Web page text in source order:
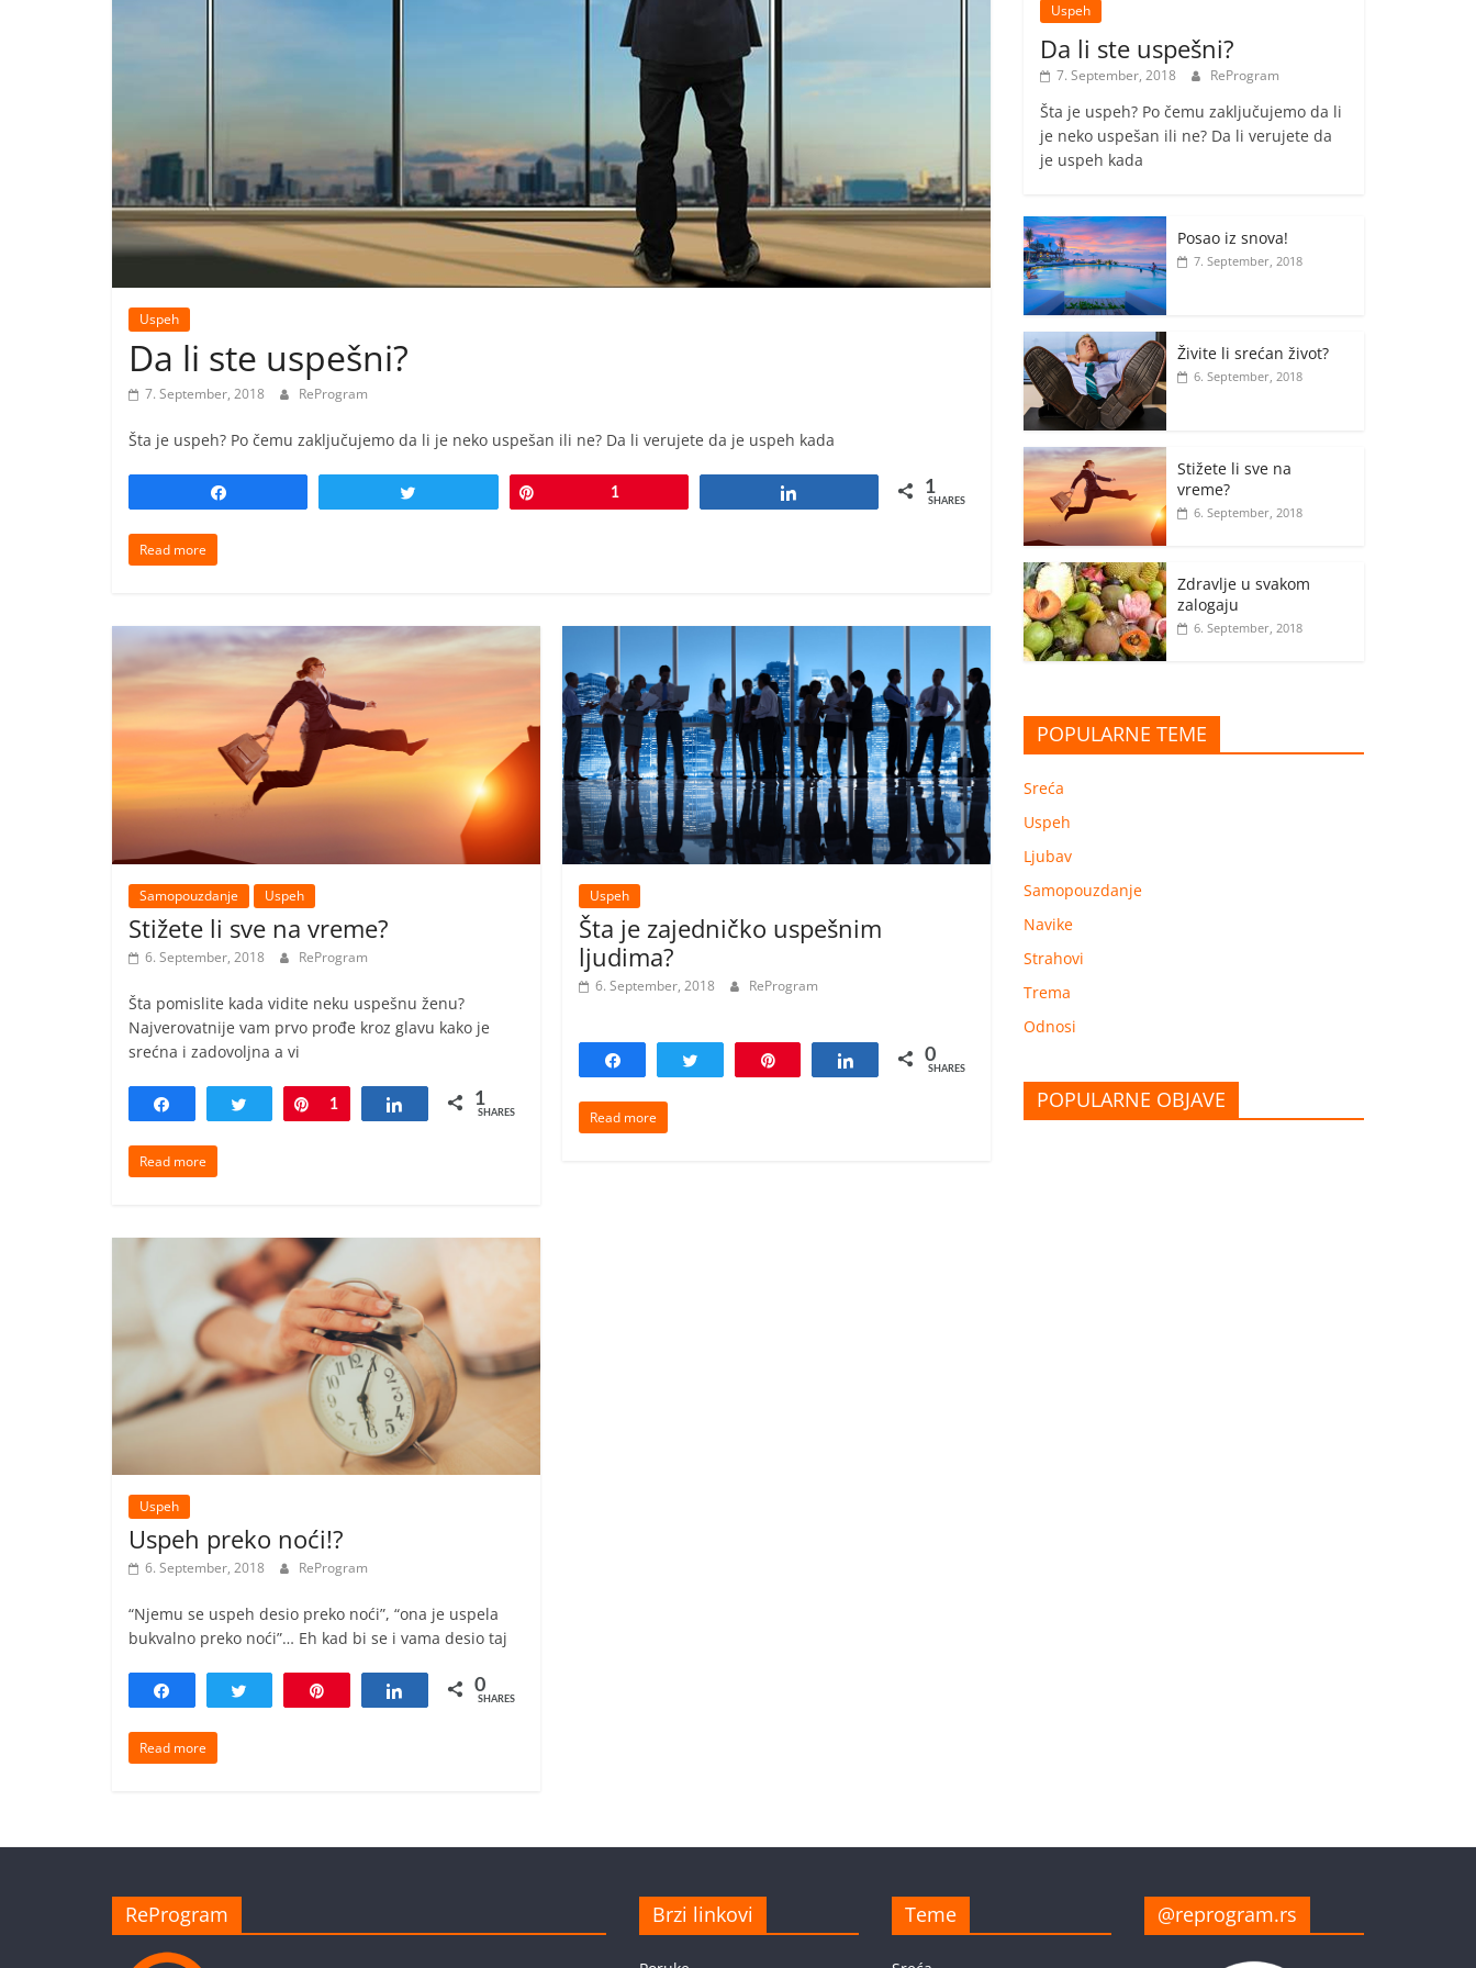
Uspeh
Da li ste uspešni?
7. September, 2018 ReProgram
Šta je uspeh? Po čemu zaključujemo da li je neko uspešan ili ne? Da li verujete da je uspeh kada
1 1
SHARES
Read more
Samopouzdanje Uspeh
Stižete li sve na vreme?
6. September, 2018 ReProgram
Šta pomislite kada vidite neku uspešnu ženu?
Najverovatnije vam prvo prođe kroz glavu kako je
srećna i zadovoljna a vi
Tweet Pin
1 Share 1
SHARES
Read more
Uspeh
Šta je zajedničko uspešnim
ljudima?
6. September, 2018 ReProgram
Share 0
SHARES
Read more
Uspeh
Uspeh preko noći!?
6. September, 2018 ReProgram
“Njemu se uspeh desio preko noći”, “ona je uspela
bukvalno preko noći”… Eh kad bi se i vama desio taj
Share 0
SHARES
Read more
Uspeh
Da li ste uspešni?
7. September, 2018 ReProgram
Šta je uspeh? Po čemu zaključujemo da li
je neko uspešan ili ne? Da li verujete da
je uspeh kada
Posao iz snova!
7. September, 2018
Živite li srećan život?
6. September, 2018
Stižete li sve na
vreme?
6. September, 2018
Zdravlje u svakom
zalogaju
6. September, 2018
POPULARNE TEME
Sreća
Uspeh
Ljubav
Samopouzdanje
Navike
Strahovi
Trema
Odnosi
POPULARNE OBJAVE
ReProgram Brzi linkovi Teme @reprogram.rs